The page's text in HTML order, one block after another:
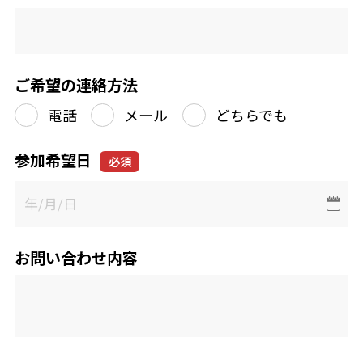
ご希望の連絡方法
電話 メール どちらでも
参加希望日 必須
お問い合わせ内容